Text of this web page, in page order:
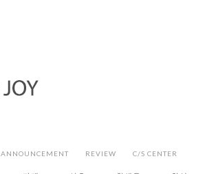
ANNOUNCEMENT REVIEW C/S CENTER